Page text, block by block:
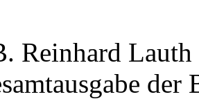
Reinhard
der